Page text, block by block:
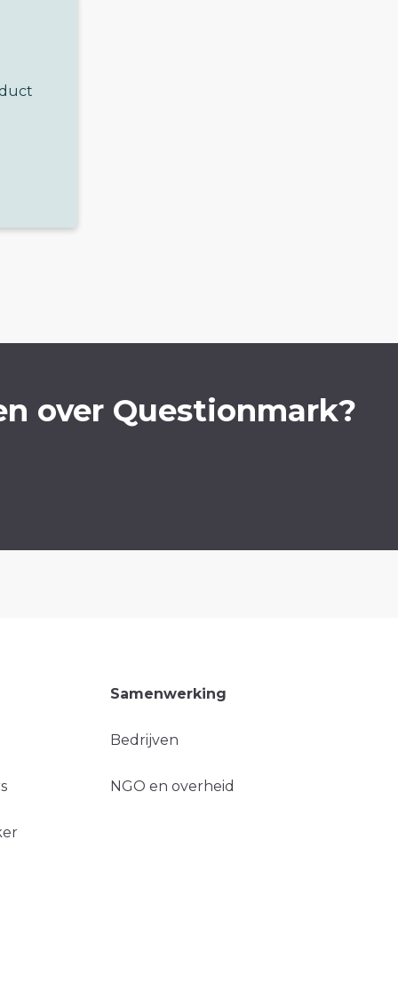
over Questionmark?
Samenwerking
Bedrijven
NGO en overheid